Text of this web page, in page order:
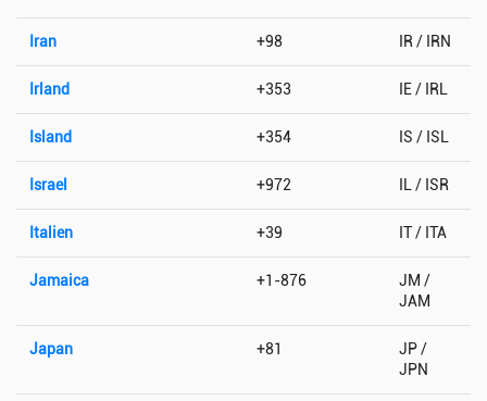
Iran +98 IR / IRN
Irland +353 IE / IRL
Island +354 IS / ISL
Israel +972 IL / ISR
Italien +39 IT / ITA
Jamaica +1-876
JM /
JAM
Japan +81
JP /
JPN